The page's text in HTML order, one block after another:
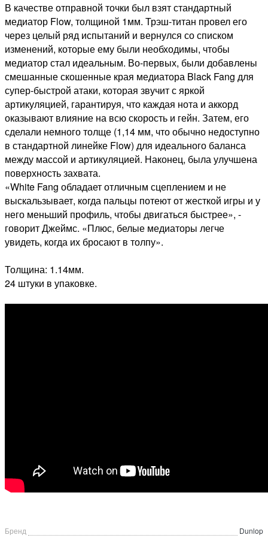
В качестве отправной точки был взят стандартный
медиатор Flow, толщиной 1мм. Трэш-титан провел его
через целый ряд испытаний и вернулся со списком
изменений, которые ему были необходимы, чтобы
медиатор стал идеальным. Во-первых, были добавлены
смешанные скошенные края медиатора Black Fang для
супер-быстрой атаки, которая звучит с яркой
артикуляцией, гарантируя, что каждая нота и аккорд
оказывают влияние на всю скорость и гейн. Затем, его
сделали немного толще (1,14 мм, что обычно недоступно
в стандартной линейке Flow) для идеального баланса
между массой и артикуляцией. Наконец, была улучшена
поверхность захвата.
«White Fang обладает отличным сцеплением и не
выскальзывает, когда пальцы потеют от жесткой игры и у
него меньший профиль, чтобы двигаться быстрее», -
говорит Джеймс. «Плюс, белые медиаторы легче
увидеть, когда их бросают в толпу».
Толщина: 1.14мм.
24 штуки в упаковке.
Бренд Dunlop